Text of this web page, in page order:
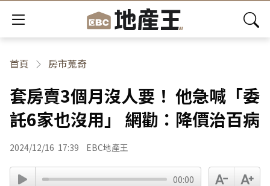
首頁 房市蒐奇
套房賣3個月沒人要！ 他急喊「委
託6家也沒用」 網勸：降價治百病
2024/12/16 17:39 EBC地產王
00:00